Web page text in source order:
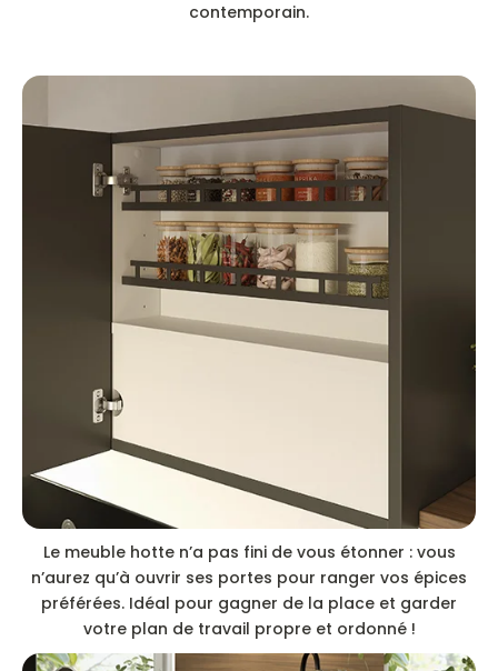
contemporain.
Le meuble hotte n’a pas fini de vous étonner : vous
n’aurez qu’à ouvrir ses portes pour ranger vos épices
préférées. Idéal pour gagner de la place et garder
votre plan de travail propre et ordonné !